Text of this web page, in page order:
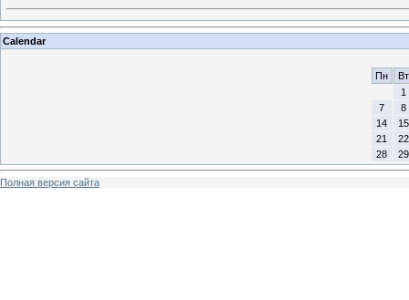
Calendar
Пн
Вт
1
7
8
14
15
21
22
28
29
Полная версия сайта